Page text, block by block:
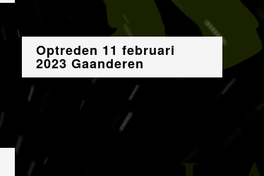
Optreden 11 februari
2023 Gaanderen